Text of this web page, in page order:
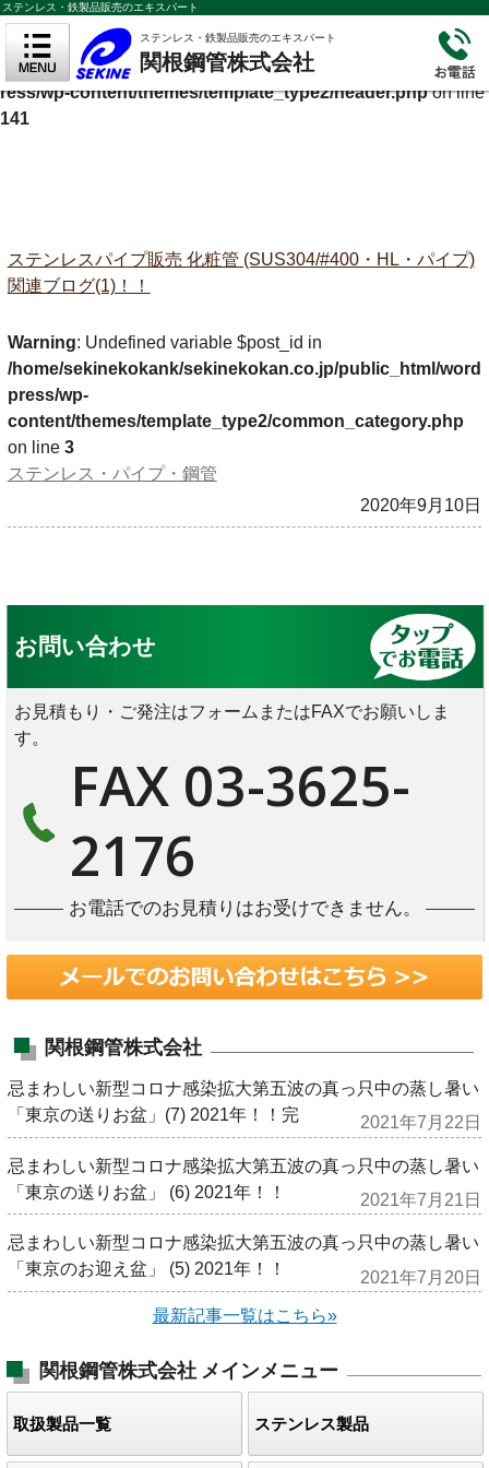
Warning
: Undefined variable $cf_description in
/home/sekinekokank/sekinekokan.co.jp/public_html/wordp
ress/wp-content/themes/template_type2/header.phpon line
141
ステンレス・鉄製品販売のエキスパート
ステンレス・鉄製品販売のエキスパート
関根鋼管株式会社
ステンレスパイプ販売 化粧管 (SUS304/#400・HL・パイプ)
関連ブログ(1)！！
Warning: Undefined variable $post_id in
/home/sekinekokank/sekinekokan.co.jp/public_html/word
press/wp-
content/themes/template_type2/common_category.php
on line 3
ステンレス・パイプ・鋼管
2020年9月10日
お問い合わせ
お見積もり・ご発注はフォームまたはFAXでお願いしま
す。
FAX 03-3625-
2176
お電話でのお見積りはお受けできません。
関根鋼管株式会社
忌まわしい新型コロナ感染拡大第五波の真っ只中の蒸し暑い
「東京の送りお盆」(7) 2021年！！完
2021年7月22日
忌まわしい新型コロナ感染拡大第五波の真っ只中の蒸し暑い
「東京の送りお盆」 (6) 2021年！！
2021年7月21日
忌まわしい新型コロナ感染拡大第五波の真っ只中の蒸し暑い
「東京のお迎え盆」 (5) 2021年！！
2021年7月20日
最新記事一覧はこちら»
関根鋼管株式会社 メインメニュー
取扱製品一覧 ステンレス製品